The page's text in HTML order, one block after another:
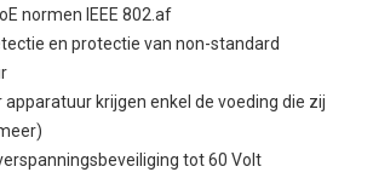
normen IEEE 802.af
en protectie van non-standard
apparatuur krijgen enkel de voeding die zij
tot 60 Volt